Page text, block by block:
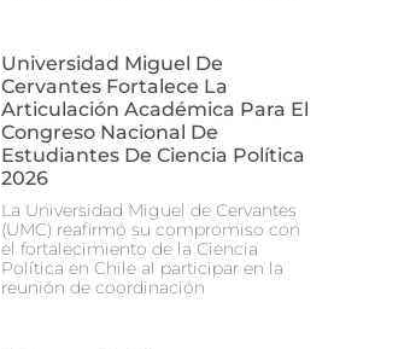
Universidad Miguel De
Cervantes Fortalece La
Articulación Académica Para El
Congreso Nacional De
Estudiantes De Ciencia Política
2026
La Universidad Miguel de Cervantes
(UMC) reafirmó su compromiso con
el fortalecimiento de la Ciencia
Política en Chile al participar en la
reunión de coordinación